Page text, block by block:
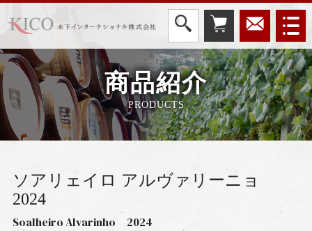
商品紹介
PRODUCTS
ソアリェイロ アルヴァリーニョ
2024
Soalheiro Alvarinho 2024